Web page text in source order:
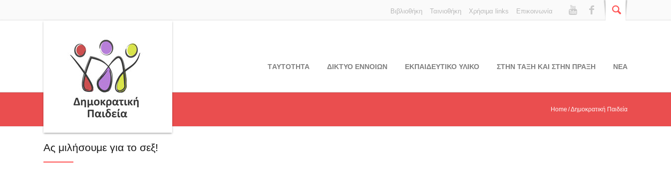
Επικοινωνία
Χρήσιμα links
Ταινιοθήκη
Βιβλιοθήκη
TΑΥΤΟΤΗΤΑ ΔΙΚΤΥΟ ΕΝΝΟΙΩΝ ΕΚΠΑΙΔΕΥΤΙΚΟ ΥΛΙΚΟ ΣΤΗΝ ΤΑΞΗ ΚΑΙ ΣΤΗΝ ΠΡΑΞΗ ΝΕΑ
Home Δημοκρατική Παιδεία
Ας μιλήσουμε για το σεξ!